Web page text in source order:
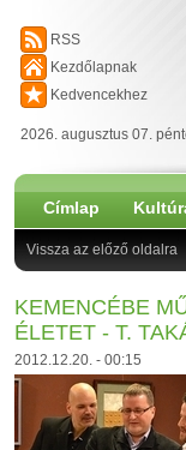
RSS
Kezdőlapnak
Kedvencekhez
2026. augusztus 07.
Címlap
Vissza az előző oldalra
KEMENCÉBE
ÉLETET - T.
2012.12.20. - 00:15